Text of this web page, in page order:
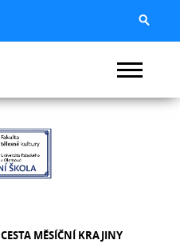
CESTA MĚSÍČNÍ KRAJINY